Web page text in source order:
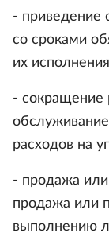
- приведение
со сроками
их
- сокращение
обслуживание
расходов на
- продажа или
продажа или
выполнению